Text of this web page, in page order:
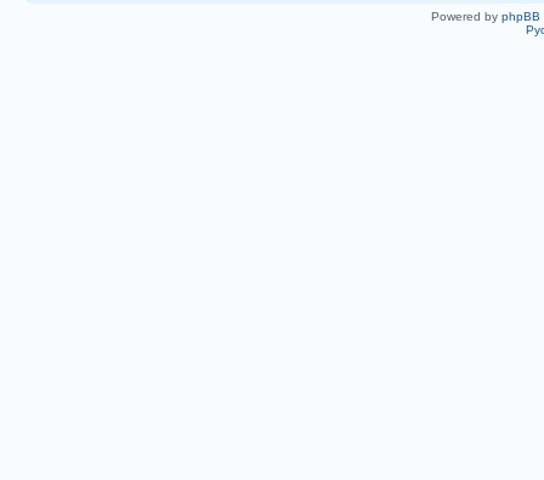
Powered by phpBB